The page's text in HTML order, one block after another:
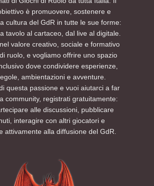
è promuovere, sostenere e
cultura del GdR in tutte le sue forme:
tavolo al cartaceo, dal live al digitale.
valore creativo, sociale e formativo
ruolo, e vogliamo offrire uno spazio
dove condividere esperienze,
ambientazioni e avventure.
questa passione e vuoi aiutarci a far
community, registrati gratuitamente:
alle discussioni, pubblicare
interagire con altri giocatori e
attivamente alla diffusione del GdR.